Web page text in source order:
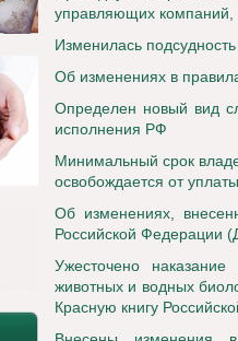
управляющих компаний,
Изменилась
Об изменениях в
Определен новый вид
исполнения РФ
Минимальный срок
освобождается от
Об изменениях,
Российской Федерации
Ужесточено
животных и водных
Красную книгу